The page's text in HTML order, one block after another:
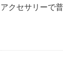
・単品洗い
アクセサリーで